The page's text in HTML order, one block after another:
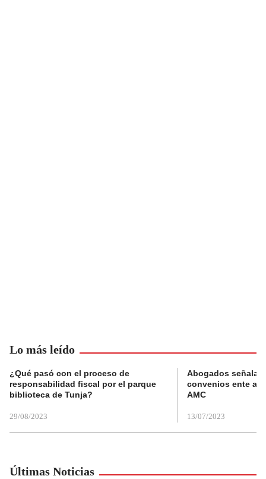
Lo más leído
¿Qué pasó con el proceso de
responsabilidad fiscal por el parque
biblioteca de Tunja?
29/08/2023
Abogados
convenios ente
AMC
13/07/2023
Últimas Noticias